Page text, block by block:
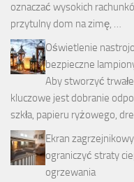
oznaczać wysokich
przytulny dom na zimę, …
Oświetlenie
bezpieczne
Aby stworzyć
kluczowe jest dobranie
szkła, papieru ryżowego,
Ekran
ograniczyć straty
ogrzewania